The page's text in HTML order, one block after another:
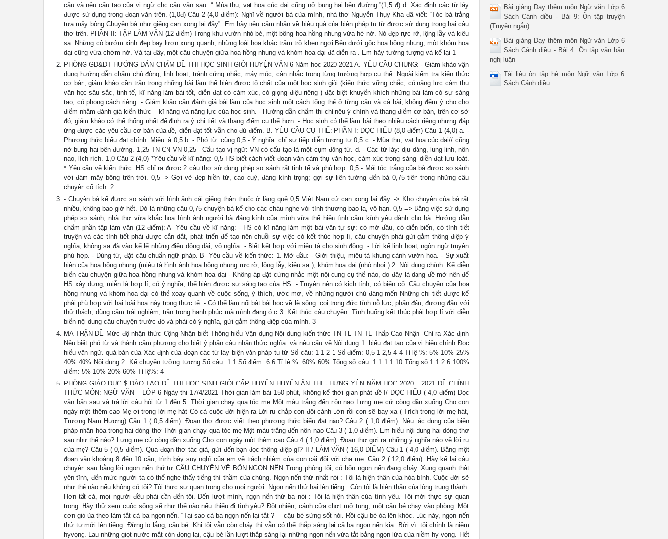
câu và nêu cấu tạo của vị ngữ cho câu văn sau: “ Mùa thu, vạt hoa cúc dại cũng nở bung hai bên đường.”(1,5 đ) d. Xác định các từ láy
được sử dụng trong đoạn văn trên. (1,0đ) Câu 2 (4,0 điểm): Nghĩ về người bà của mình, nhà thơ Nguyễn Thụy Kha đã viết: “Tóc bà trắng
tựa mây bông Chuyện bà như giếng cạn xong lại đầy”. Em hãy nêu cảm nhận về hiệu quả của biện pháp tu từ được sử dụng trong hai câu
thơ trên. PHẦN II: TẬP LÀM VĂN (12 điểm) Trong khu vườn nhỏ bé, một bông hoa hồng nhung vừa hé nở. Nó đẹp rực rỡ, lộng lẫy và kiêu
sa. Những cô bướm xinh đẹp bay lượn xung quanh, những loài hoa khác trầm trồ khen ngợi.Bên dưới gốc hoa hồng nhung, một khóm hoa
dại cũng vừa chớm nở. Và tại đây, một câu chuyện giữa hoa hồng nhung và khóm hoa dại đã diễn ra . Em hãy tưởng tượng và kể lại 1
PHÒNG GD&ĐT HƯỚNG DẪN CHẤM ĐỀ THI HỌC SINH GIỎI HUYỆN VĂN 6 Năm hoc 2020-2021 A. YÊU CẦU CHUNG: - Giám khảo vận
dụng hướng dẫn chấm chủ động, linh hoạt, tránh cứng nhắc, máy móc, cân nhắc trong từng trường hợp cụ thể. Ngoài kiểm tra kiến thức
cơ bản, giám khảo cần trân trọng những bài làm thể hiện được tố chất của một học sinh giỏi (kiến thức vững chắc, có năng lực cảm thụ
văn học sâu sắc, tinh tế, kĩ năng làm bài tốt, diễn đạt có cảm xúc, có giọng điệu riêng ) đặc biệt khuyến khích những bài làm có sự sáng
tạo, có phong cách riêng. - Giám khảo cần đánh giá bài làm của học sinh một cách tổng thể ở từng câu và cả bài, không đếm ý cho cho
điểm nhằm đánh giá kiến thức – kĩ năng và năng lực của học sinh. - Hướng dẫn chấm thi chỉ nêu ý chính và thang điểm cơ bản, trên cơ sở
đó, giám khảo có thể thống nhất để định ra ý chi tiết và thang điểm cụ thể hơn. - Học sinh có thể làm bài theo nhiều cách riêng nhưng đáp
ứng được các yêu cầu cơ bản của đề, diễn đạt tốt vẫn cho đủ điểm. B. YÊU CẦU CỤ THỂ: PHẦN I: ĐỌC HIỂU (8,0 điểm) Câu 1 (4,0) a. -
Phương thức biểu đạt chính: Miêu tả 0,5 b. - Phó từ: cũng 0,5 - Ý nghĩa: chỉ sự tiếp diễn tương tự 0,5 c. - Mùa thu, vạt hoa cúc dại// cũng
nở bung hai bên đường. 1,25 TN CN VN 0,25 - Cấu tạo vị ngữ: VN có cấu tạo là một cụm động từ. d. - Các từ láy: dịu dàng, lung linh, nôn
nao, lích rích. 1,0 Câu 2 (4,0) *Yêu cầu về kĩ năng: 0,5 HS biết cách viết đoạn văn cảm thụ văn học, cảm xúc trong sáng, diễn đạt lưu loát.
* Yêu cầu về kiến thức: HS chỉ ra được 2 câu thơ sử dụng phép so sánh rất tinh tế và phù hợp. 0,5 - Mái tóc trắng của bà được so sánh
với đám mây bông trên trời. 0,5 -> Gợi vẻ đẹp hiền từ, cao quý, đáng kính trọng; gợi sự liên tưởng đến bà 0,75 tiên trong những câu
chuỵện cổ tích. 2
- Chuyện bà kể được so sánh với hình ảnh cái giếng thân thuộc ở làng quê 0,5 Việt Nam cứ cạn xong lại đầy. -> Kho chuyện của bà rất
nhiều, không bao giờ hết. Đó là những câu 0,75 chuyện bà kể cho các cháu nghe vói tình thương bao la, vô hạn. 0,5 => Bằng việc sử dụng
phép so sánh, nhà thơ vừa khắc họa hình ảnh người bà đáng kính của mình vừa thể hiện tình cảm kính yêu dành cho bà. Hướng dẫn
chấm phần tập làm văn (12 điểm): A- Yêu cầu về kĩ năng: - HS có kĩ năng làm một bài văn tự sự: có mở đầu, có diễn biến, có tình tiết
truyện và các tình tiết phải được dẫn dắt, phát triển để tạo nên chuỗi sự việc có kết thúc hợp lí, câu chuyện phải gửi gắm thông điệp ý
nghĩa; không sa đà vào kể lể những điều dông dài, vô nghĩa. - Biết kết hợp với miêu tả cho sinh động. - Lời kể linh hoạt, ngôn ngữ truyện
phù hợp. - Dùng từ, đặt câu chuẩn ngữ pháp. B- Yêu cầu về kiến thức: 1. Mở đầu: - Giới thiệu, miêu tả khung cảnh vườn hoa. - Sự xuất
hiện của hoa hồng nhung (miêu tả hình ảnh hoa hồng nhung rực rỡ, lộng lẫy, kiêu sa ), khóm hoa dại (nhỏ nhoi ) 2. Nội dung chính: Kể diễn
biến câu chuyện giữa hoa hồng nhung và khóm hoa dại - Không áp đặt cứng nhắc một nội dung cụ thể nào, do đây là dạng đề mở nên để
HS xây dựng, miễn là hợp lí, có ý nghĩa, thể hiện được sự sáng tạo của HS. - Truyện nên có kịch tính, có biến cố. Câu chuyện của hoa
hồng nhung và khóm hoa dại có thể xoay quanh về cuộc sống, ý thích, ước mơ, về những người chủ đáng mến Những chi tiết được kể
phải phù hợp với hai loài hoa này trong thực tế. - Có thể làm nổi bật bài học về lẽ sống: coi trọng đức tính nỗ lực, phấn đấu, đương đầu với
thử thách, dũng cảm trải nghiệm, trân trọng hạnh phúc mà mình đang ó c 3. Kết thúc câu chuyện: Tình huống kết thúc phải hợp lí với diễn
biến nội dung câu chuyện trước đó và phải có ý nghĩa, gửi gắm thông điệp của mình. 3
MA TRẬN ĐỀ Mức độ nhận thức Cộng Nhận biết Thông hiểu Vận dụng Nội dung kiến thức TN TL TN TL Thấp Cao Nhận -Chỉ ra Xác định
Nêu biết phó từ và thành cảm phương cho biết ý phần câu nhận thức nghĩa. và nêu cấu về Nội dung 1: biểu đạt tạo của vị hiệu chính Đọc
hiểu văn ngữ. quả bản của Xác định của đoạn các từ láy biện văn pháp tu từ Số câu: 1 1 2 1 Số điểm: 0,5 1 2,5 4 4 Tỉ lệ %: 5% 10% 25%
40% 40% Nội dung 2: Kể chuyện tưởng tượng Số câu: 1 1 Số điểm: 6 6 Tỉ lệ %: 60% 60% Tổng số câu: 1 1 1 1 10 Tổng số 1 1 2 6 100%
điểm: 5% 10% 20% 60% Tỉ lệ%: 4
PHÒNG GIÁO DỤC $ ĐÀO TẠO ĐỀ THI HỌC SINH GIỎI CẤP HUYỆN HUYỆN ÂN THI - HƯNG YÊN NĂM HỌC 2020 – 2021 ĐỀ CHÍNH
THỨC MÔN: NGỮ VĂN – LỚP 6 Ngày thi 17/4/2021 Thời gian làm bài 150 phút, không kể thời gian phát đề I/ ĐỌC HIỂU ( 4,0 điểm) Đọc
văn bản sau và trả lời câu hỏi từ 1 đến 5. Thời gian chạy qua tóc mẹ Một màu trắng đến nôn nao Lưng mẹ cứ còng dần xuống Cho con
ngày một thêm cao Mẹ ơi trong lời mẹ hát Có cả cuộc đời hiện ra Lời ru chắp con đôi cánh Lớn rồi con sẽ bay xa ( Trích trong lời mẹ hát,
Trương Nam Hương) Câu 1 ( 0,5 điểm). Đoạn thơ được viết theo phương thức biểu đạt nào? Câu 2 ( 1,0 điểm). Nêu tác dụng của biện
pháp nhân hóa trong hai dòng thơ Thời gian chạy qua tóc mẹ Một màu trắng đến nôn nao Câu 3 ( 1,0 điểm). Em hiểu nội dung hai dòng thơ
sau như thế nào? Lưng mẹ cứ còng dần xuống Cho con ngày một thêm cao Câu 4 ( 1,0 điểm). Đoạn thơ gợi ra những ý nghĩa nào về lời ru
của mẹ? Câu 5 ( 0,5 điểm). Qua đoạn thơ tác giả, gửi đến bạn đọc thông điệp gì? II / LÀM VĂN ( 16,0 ĐIỂM) Câu 1 ( 4,0 điểm). Bằng một
đoạn văn khoảng 8 đến 10 câu, trình bày suy nghĩ của em về trách nhiệm của con cái đối với cha mẹ. Câu 2 ( 12,0 điểm). Hãy kể lại câu
chuyện sau bằng lời ngọn nến thứ tư CÂU CHUYỆN VỀ BỐN NGỌN NẾN Trong phòng tối, có bốn ngọn nến đang cháy. Xung quanh thật
yên tĩnh, đến mức người ta có thể nghe thấy tiếng thì thầm của chúng. Ngọn nến thứ nhất nói : Tôi là hiện thân của hòa bình. Cuộc đời sẽ
như thế nào nếu không có tôi? Tôi thực sự quan trọng cho mọi người. Ngọn nến thứ hai lên tiếng : Còn tôi là hiện thân của lòng trung thành.
Hơn tất cả, mọi người đều phải cần đến tôi. Đến lượt mình, ngọn nến thứ ba nói : Tôi là hiện thân của tình yêu. Tôi mới thực sự quan
trọng. Hãy thử xem cuộc sống sẽ như thế nào nếu thiếu đi tình yêu? Đột nhiên, cánh cửa chợt mở tung, một cậu bé chạy vào phòng. Một
cơn gió ùa theo làm tắt cả ba ngọn nến. “Tại sao cả ba ngọn nến lại tắt ?” – cậu bé sửng sốt nói. Rồi cậu bé òa lên khóc. Lúc này, ngọn nến
thứ tư mới lên tiếng: Đừng lo lắng, cậu bé. Khi tôi vẫn còn cháy thì vẫn có thể thắp sáng lại cả ba ngọn nến kia. Bởi vì, tôi chính là niềm
hyvọng. Lau những giọt nước mắt còn đọng lại, cậu bé lần lượt thắp sáng lại những ngọn nến vừa tắt bằng ngọn lửa của niềm hy vọng. Hết
Bài giảng Dạy thêm môn Ngữ văn Lớp 6
Sách Cánh diều - Bài 9: Ôn tập truyện
(Truyện ngắn)
Bài giảng Dạy thêm môn Ngữ văn Lớp 6
Sách Cánh diều - Bài 4: Ôn tập văn bản
nghị luận
Tài liệu ôn tập hè môn Ngữ văn Lớp 6
Sách Cánh diều